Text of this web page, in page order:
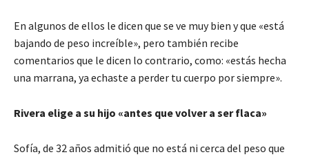
En algunos de ellos le dicen que se ve muy bien y que «está
bajando de peso increíble», pero también recibe
comentarios que le dicen lo contrario, como: «estás hecha
una marrana, ya echaste a perder tu cuerpo por siempre».
Rivera elige a su hijo «antes que volver a ser flaca»
Sofía, de 32 años admitió que no está ni cerca del peso que